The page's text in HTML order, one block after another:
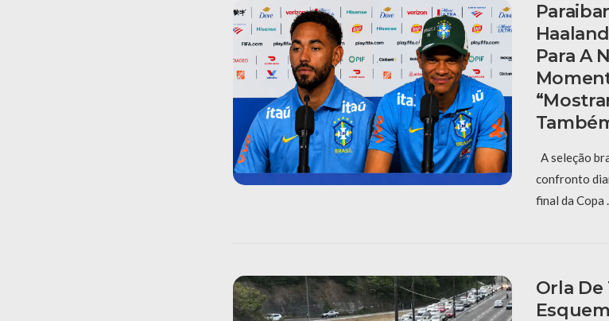
Para A
A seleção
confronto
final da Copa
Orla De